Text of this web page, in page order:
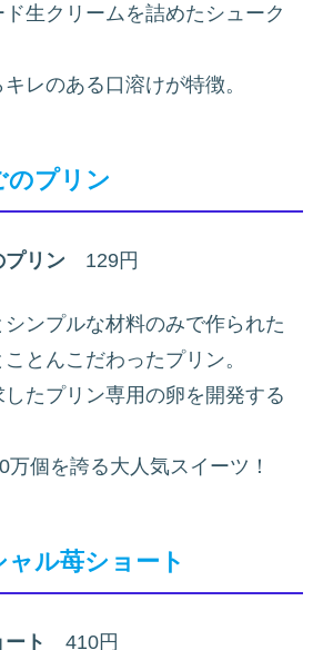
生クリームを詰めたシューク
レのある口溶けが特徴。
のプリン
プリン 129円
ンプルな材料のみで作られた
とんこだわったプリン。
たプリン専用の卵を開発する
個を誇る大人気スイーツ！
ャル苺ショート
ト 410円